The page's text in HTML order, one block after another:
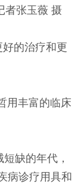
者张玉薇 摄
的治疗和更
丰富的临床
缺的年代，
病诊疗用具和